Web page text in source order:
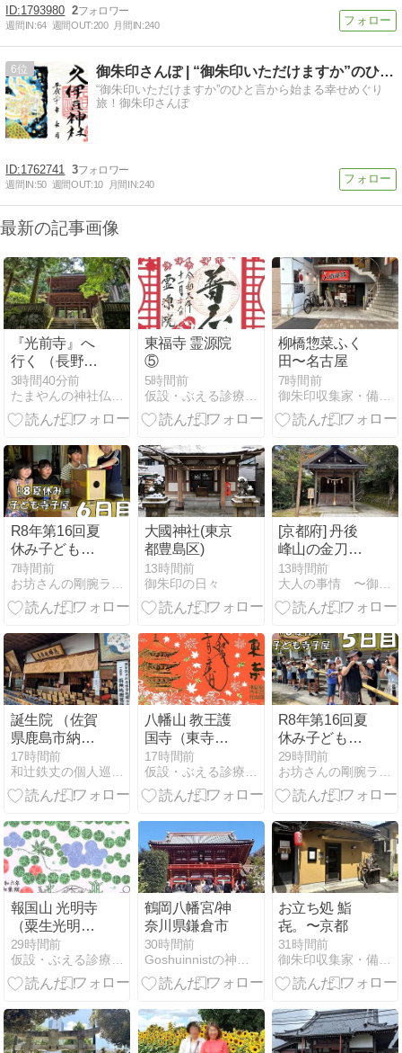
1793980 2
週間IN:64 週間OUT:200 月間IN:240
6 御朱印さんぽ | “御朱印いただけますか”のひと言から始ま…
“御朱印いただけますか”のひと言から始まる幸せめぐり
旅！御朱印さんぽ
1762741 3
週間IN:50 週間OUT:10 月間IN:240
最新の記事画像
『光前寺』へ
行く （長野県
駒ケ根市）
3時間40分前
東福寺 霊源院
⑤
5時間前
柳橋惣菜ふく
田〜名古屋
7時間前
R8年第16回夏
休み子ども寺
子屋開幕〜６
日目：おもし
ろ実験教室～
7時間前
大國神社(東京
都豊島区)
13時間前
御朱印の日々
[京都府] 丹後
峰山の金刀比
羅神社２
13時間前
誕生院 （佐賀
県鹿島市納富
分）
17時間前
和辻鉄丈の個人巡礼 （御朱印＆風景印）
八幡山 教王護
国寺（東寺）
㉒
17時間前
仮設・ぶえる診療所『書庫=御朱印帳』
R8年第16回夏
休み子ども寺
子屋開幕〜５
日目：流しそ
うめん～
29時間前
お坊さんの剛腕ラリアット
報国山 光明寺
（粟生光明
寺）⑭
29時間前
仮設・ぶえる診療所『書庫=御朱印帳』
鶴岡八幡宮/神
奈川県鎌倉市
30時間前
Goshuinnistの神社巡り
お立ち処 鮨
㐂。〜京都
31時間前
御朱印収集家・備忘録